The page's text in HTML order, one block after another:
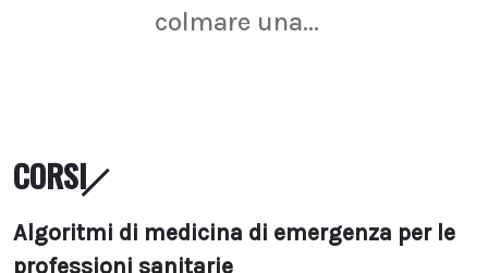
colmare una...
CORSI
Algoritmi di medicina di emergenza per le
professioni sanitarie